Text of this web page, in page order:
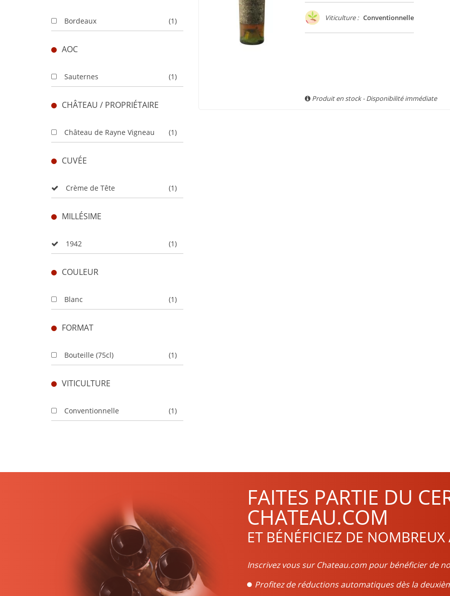
Bordeaux (1)
AOC
Sauternes (1)
CHÂTEAU / PROPRIÉTAIRE
Château de Rayne Vigneau (1)
CUVÉE
Crème de Tête (1)
MILLÉSIME
1942 (1)
COULEUR
Blanc (1)
FORMAT
Bouteille (75cl) (1)
VITICULTURE
Conventionnelle (1)
Viticulture : Conventionnelle
Produit en stock - Disponibilité immédiate
FAITES PARTIE DU
CHATEAU.COM
ET BÉNÉFICIEZ DE
Inscrivez vous sur Chateau.com pour bénéficier de
Profitez de réductions automatiques dès la